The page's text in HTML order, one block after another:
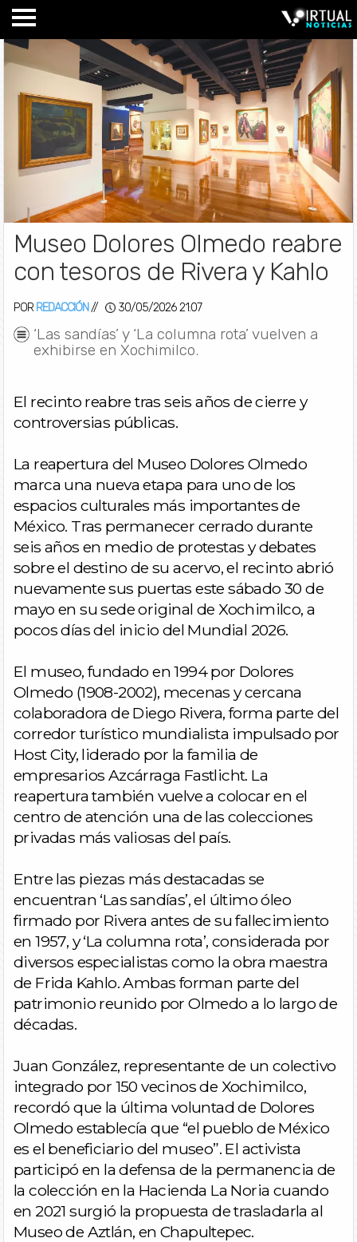
Museo Dolores Olmedo reabre
con tesoros de Rivera y Kahlo
POR REDACCIÓN // 30/05/2026 21:07
‘Las sandías’ y ‘La columna rota’ vuelven a
exhibirse en Xochimilco.
El recinto reabre tras seis años de cierre y
controversias públicas.
La reapertura del Museo Dolores Olmedo
marca una nueva etapa para uno de los
espacios culturales más importantes de
México. Tras permanecer cerrado durante
seis años en medio de protestas y debates
sobre el destino de su acervo, el recinto abrió
nuevamente sus puertas este sábado 30 de
mayo en su sede original de Xochimilco, a
pocos días del inicio del Mundial 2026.
El museo, fundado en 1994 por Dolores
Olmedo (1908-2002), mecenas y cercana
colaboradora de Diego Rivera, forma parte del
corredor turístico mundialista impulsado por
Host City, liderado por la familia de
empresarios Azcárraga Fastlicht. La
reapertura también vuelve a colocar en el
centro de atención una de las colecciones
privadas más valiosas del país.
Entre las piezas más destacadas se
encuentran ‘Las sandías’, el último óleo
firmado por Rivera antes de su fallecimiento
en 1957, y ‘La columna rota’, considerada por
diversos especialistas como la obra maestra
de Frida Kahlo. Ambas forman parte del
patrimonio reunido por Olmedo a lo largo de
décadas.
Juan González, representante de un colectivo
integrado por 150 vecinos de Xochimilco,
recordó que la última voluntad de Dolores
Olmedo establecía que “el pueblo de México
es el beneficiario del museo”. El activista
participó en la defensa de la permanencia de
la colección en la Hacienda La Noria cuando
en 2021 surgió la propuesta de trasladarla al
Museo de Aztlán, en Chapultepec.